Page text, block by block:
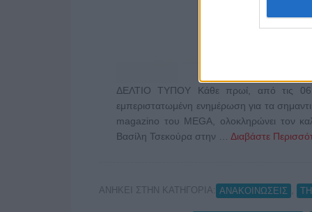
ΔΕΛΤΙΟ ΤΥΠΟΥ Κάθε πρωί, από τις
εμπεριστατωμένη ενημέρωση για τα
magazino του MEGA, ολοκληρώνει τον
Βασίλη Τσεκούρα στην … Διαβάστε
ΑΝΗΚΕΙ ΣΤΗΝ ΚΑΤΗΓΟΡΙΑ: ΑΝΑΚΟΙΝΩΣΕΙΣ